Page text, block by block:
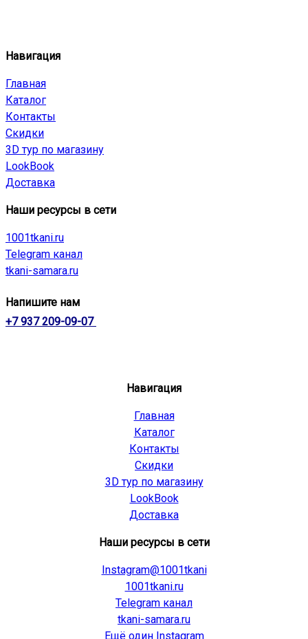
Навигация
Главная
Каталог
Контакты
Скидки
3D тур по магазину
LookBook
Доставка
Наши ресурсы в сети
1001tkani.ru
Telegram канал
tkani-samara.ru
Напишите нам
+7 937 209-09-07
Навигация
Главная
Каталог
Контакты
Скидки
3D тур по магазину
LookBook
Доставка
Наши ресурсы в сети
Instagram@1001tkani
1001tkani.ru
Telegram канал
tkani-samara.ru
Ещё один Instagram